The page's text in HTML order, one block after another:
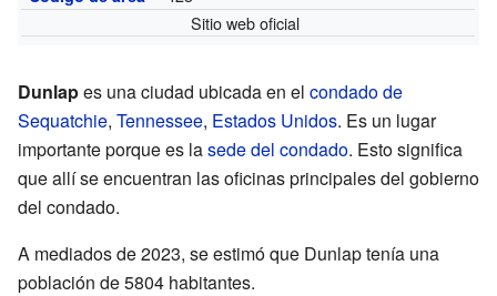
Sitio web oficial
Dunlapes una ciudad ubicada en el condado de
Sequatchie, Tennessee, Estados Unidos. Es un lugar
importante porque es lasede del condado. Esto significa
que allí se encuentran las oficinas principales del gobierno
del condado.
A mediados de 2023, se estimó que Dunlap tenía una
población de 5804 habitantes.